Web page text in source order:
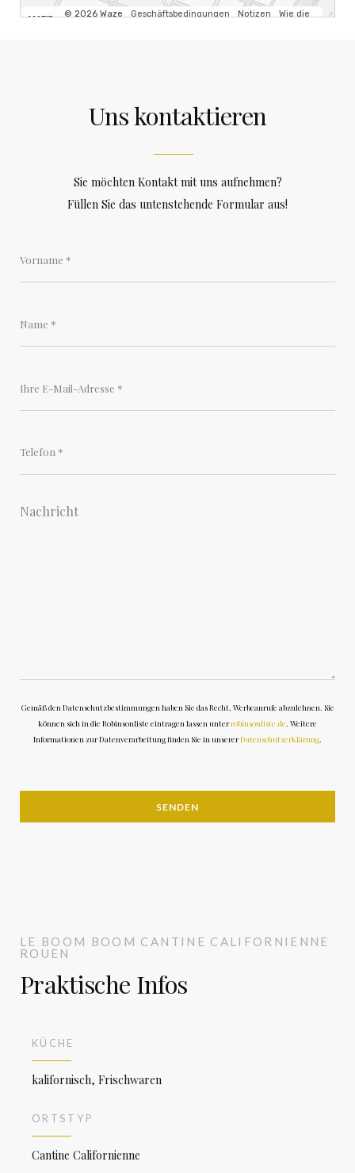
Uns kontaktieren
Sie möchten Kontakt mit uns aufnehmen?
Füllen Sie das untenstehende Formular aus!
Gemäß den Datenschutzbestimmungen haben Sie das Recht, Werbeanrufe abzulehnen. Sie
können sich in die Robinsonliste eintragen lassen unterrobinsonliste.de . Weitere
Informationen zur Datenverarbeitung finden Sie in unsererDatenschutzerklärung.
LE BOOM BOOM CANTINE CALIFORNIENNE
ROUEN
Praktische Infos
KÜCHE
kalifornisch, Frischwaren
ORTSTYP
Cantine Californienne